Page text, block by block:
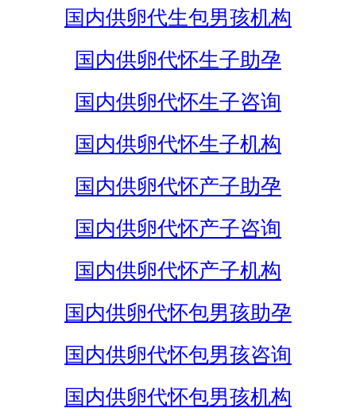
国内供卵代生包男孩机构
国内供卵代怀生子助孕
国内供卵代怀生子咨询
国内供卵代怀生子机构
国内供卵代怀产子助孕
国内供卵代怀产子咨询
国内供卵代怀产子机构
国内供卵代怀包男孩助孕
国内供卵代怀包男孩咨询
国内供卵代怀包男孩机构